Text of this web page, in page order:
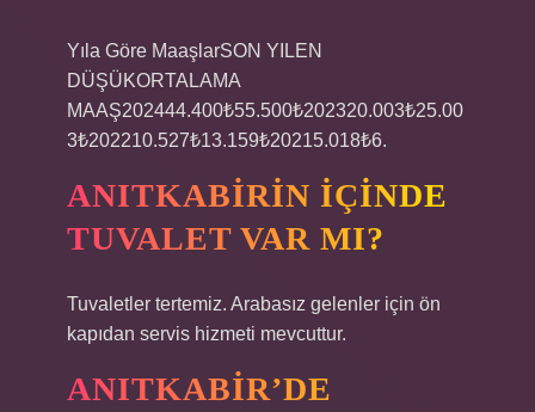
Yıla Göre MaaşlarSON YILEN
DÜŞÜKORTALAMA
MAAŞ202444.400₺55.500₺202320.003₺25.00
3₺202210.527₺13.159₺20215.018₺6.
ANITKABIRIN IÇINDE
TUVALET VAR MI?
Tuvaletler tertemiz. Arabasız gelenler için ön
kapıdan servis hizmeti mevcuttur.
ANITKABIR’DE